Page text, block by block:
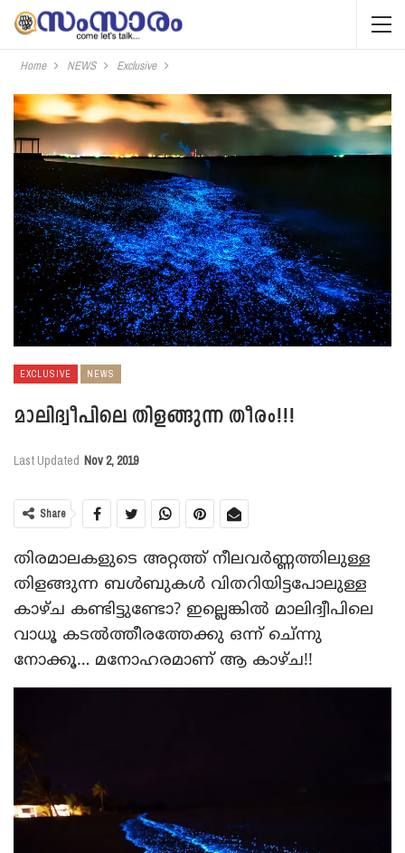
Home NEWS Exclusive
EXCLUSIVE NEWS
മാലിദ്വീപിലെ തിളങ്ങുന്ന തീരം!!!
Last Updated Nov 2, 2019
Share
തിരമാലകളുടെ അറ്റത്ത് നീലവര്‍ണ്ണത്തിലുള്ള
തിളങ്ങുന്ന ബള്‍ബുകള്‍ വിതറിയിട്ടപോലുള്ള
കാഴ്ച കണ്ടിട്ടുണ്ടോ? ഇല്ലെങ്കില്‍ മാലിദ്വീപിലെ
വാധൂ കടല്‍ത്തീരത്തേക്കു ഒന്ന് ചെ്ന്നു
നോക്കൂ… മനോഹരമാണ് ആ കാഴ്ച!!